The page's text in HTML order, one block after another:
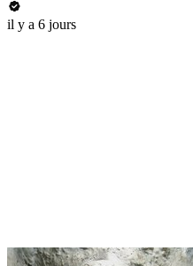
il y a 6 jours